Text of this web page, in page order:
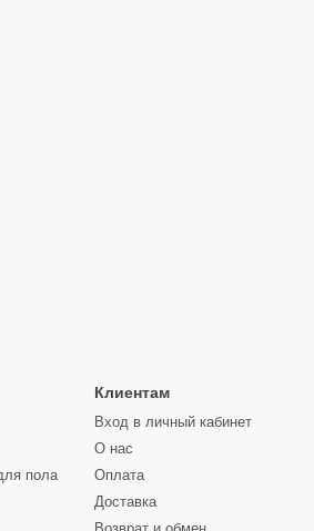
пола
Клиентам
Вход в личный кабинет
О нас
Оплата
Доставка